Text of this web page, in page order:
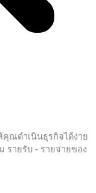
ณดำเนินธุรกิจได้ง่าย
รายรับ - รายจ่ายของ